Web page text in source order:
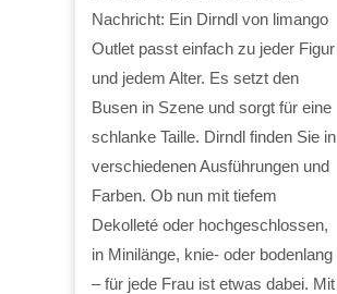
Nachricht: Ein Dirndl von limango
Outlet passt einfach zu jeder Figur
und jedem Alter. Es setzt den
Busen in Szene und sorgt für eine
schlanke Taille. Dirndl finden Sie in
verschiedenen Ausführungen und
Farben. Ob nun mit tiefem
Dekolleté oder hochgeschlossen,
in Minilänge, knie- oder bodenlang
– für jede Frau ist etwas dabei. Mit